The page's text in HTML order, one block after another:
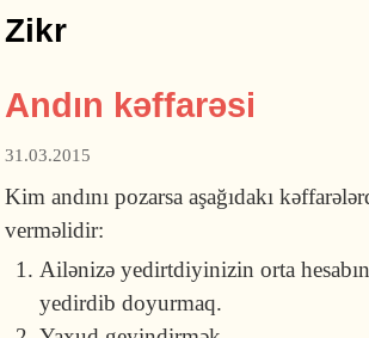
Zikr
Andın kəffarəsi
31.03.2015
Kim andını pozarsa aşağıdakı
verməlidir:
Ailənizə yedirtdiyinizin orta
yedirdib doyurmaq.